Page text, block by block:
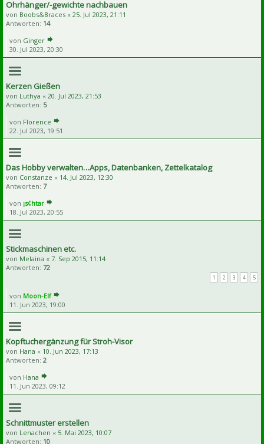
Ohrhänger/-gewichte nachbauen
von Boobs&Braces « 25. Jul 2023, 21:11
Antworten: 14
von Ginger
30. Jul 2023, 20:30
Kerzen Gießen
von Luthya « 20. Jul 2023, 21:53
Antworten: 5
von Florence
22. Jul 2023, 19:51
Das Hobby verwalten…Apps, Datenbanken, Zettelkatalog
von Constanze « 14. Jul 2023, 12:30
Antworten: 7
von ¡s¢htar
18. Jul 2023, 20:55
Stickmaschinen etc.
von Melaina « 7. Sep 2015, 11:14
Antworten: 72
1 2 3 4 5
von Moon-Elf
11. Jun 2023, 19:00
Kopftuchergänzung für Stroh-Visor
von Hana « 10. Jun 2023, 17:13
Antworten: 2
von Hana
11. Jun 2023, 09:12
Schnittmuster erstellen
von Lenachen « 5. Mai 2023, 10:07
Antworten: 10